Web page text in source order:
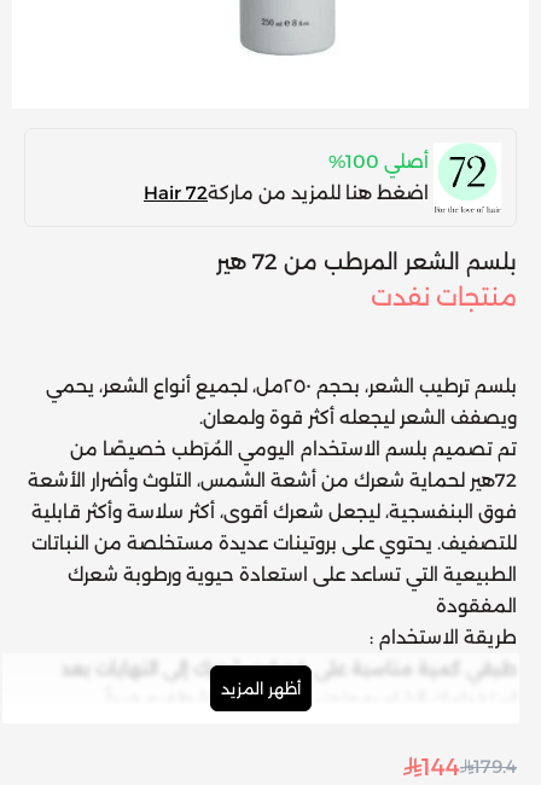
أصلي 100%
اضغط هنا للمزيد من ماركةHair 72
بلسم الشعر المرطب من 72 هير
منتجات نفدت
بلسم ترطيب الشعر، بحجم ٢٥٠مل، لجميع أنواع الشعر، يحمي
ويصفف الشعر ليجعله أكثر قوة ولمعان.
تم تصميم بلسم الاستخدام اليومي المُرَطب خصيصًا من
72هير لحماية شعرك من أشعة الشمس، التلوث وأضرار الأشعة
فوق البنفسجية، ليجعل شعرك أقوى، أكثر سلاسة وأكثر قابلية
للتصفيف. يحتوي على بروتينات عديدة مستخلصة من النباتات
الطبيعية التي تساعد على استعادة حيوية ورطوبة شعرك
المفقودة
طريقة الاستخدام :
طبقي كمية مناسبة على خصلات شعرك إلى النهايات بعد
استخدامك الشامبو وتجنبي الجذور، ثم اشطفيه جيداً .
الأسبوع للحصول على دفعة إضافية من الترطيب.
أظهر المزيد
179.4
144